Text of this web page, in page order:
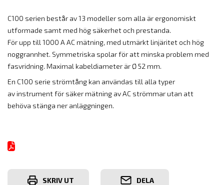
C100 serien består av 13 modeller som alla är ergonomiskt
utformade samt med hög säkerhet och prestanda.
För upp till 1000 A AC mätning, med utmärkt linjäritet och hög
noggrannhet. Symmetriska spolar för att minska problem med
fasvridning. Maximal kabeldiameter är Ø 52 mm.
En C100 serie strömtång kan användas till alla typer
av instrument för säker mätning av AC strömmar utan att
behöva stänga ner anläggningen.
SKRIV UT DELA